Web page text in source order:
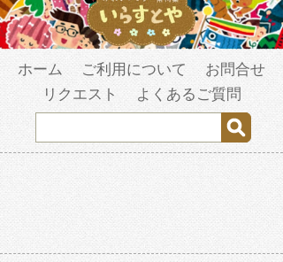
ホーム ご利用について
お問合せ
リクエスト
よくあるご質問